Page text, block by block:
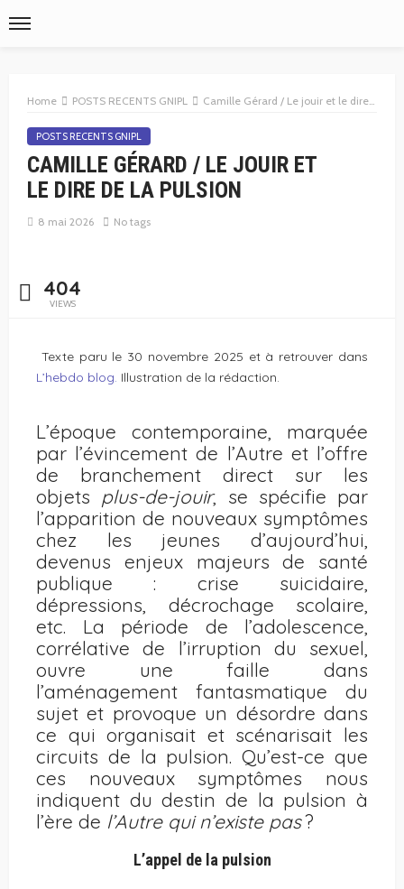
Home POSTS RECENTS GNIPL Camille Gérard / Le jouir et le dire de la pulsion
POSTS RECENTS GNIPL
CAMILLE GÉRARD / LE JOUIR ET
LE DIRE DE LA PULSION
8 mai 2026 No tags
404
VIEWS
Texte paru le 30 novembre 2025 et à retrouver dans
L’hebdo blog. Illustration de la rédaction.
L’époque contemporaine, marquée
par l’évincement de l’Autre et l’offre
de branchement direct sur les
objets plus-de-jouir, se spécifie par
l’apparition de nouveaux symptômes
chez les jeunes d’aujourd’hui,
devenus enjeux majeurs de santé
publique : crise suicidaire,
dépressions, décrochage scolaire,
etc. La période de l’adolescence,
corrélative de l’irruption du sexuel,
ouvre une faille dans
l’aménagement fantasmatique du
sujet et provoque un désordre dans
ce qui organisait et scénarisait les
circuits de la pulsion. Qu’est-ce que
ces nouveaux symptômes nous
indiquent du destin de la pulsion à
l’ère de l’Autre qui n’existe pas?
L’appel de la pulsion